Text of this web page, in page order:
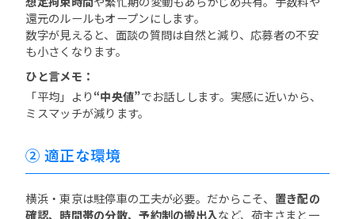
還元のルールもオープンにします。
数字が見えると、面談の質問は自然と減り、応募者の不安
も小さくなります。
ひと言メモ：
「平均」より“中央値”でお話しします。実感に近いから、
ミスマッチが減ります。
② 適正な環境
横浜・東京は駐停車の工夫が必要。だからこそ、 置き配の
確認、時間帯の分散、予約制の搬出入など、荷主さまと一